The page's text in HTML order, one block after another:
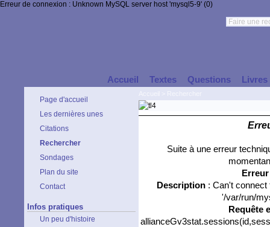
Erreur de connexion : Unknown MySQL server host 'mysql5-9' (0)
Accueil Textes Questions Livres
Page d'accueil
Les dernières unes
Citations
Rechercher
Sondages
Plan du site
Contact
Infos pratiques
Un peu d'histoire
Suite à une erreur
Description: Can't connect
'/var/run/
Requête